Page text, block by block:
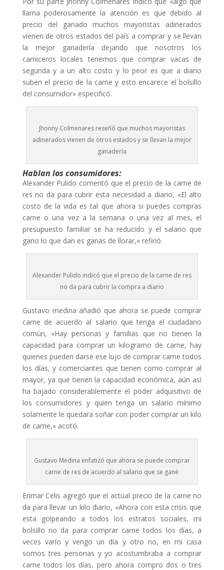
llama poderosamente la atención es que debido al
precio del ganado muchos mayoristas adinerados
vienen de otros estados del país a comprar y se llevan
la mejor ganadería dejando que nosotros los
carniceros locales tenemos que comprar vacas de
segunda y a un alto costo y lo peor es que a diario
suben el precio de la carne y esto encarece el bolsillo
del consumidor» especificó.
Jhonny Colmenares reseñó que muchos mayoristas
adinerados vienen de otros estados y se llevan la mejor
ganadería
Hablan los consumidores:
Alexander Pulido comentó que el precio de la carne de
res no da para cubrir esta necesidad a diario, «El alto
costo de la vida es tal que ahora si puedes compras
carne o una vez a la semana o una vez al mes, el
presupuesto familiar se ha reducido y el salario que
gano lo que dan es ganas de llorar,» refirió.
Alexander Pulido indicó que el precio de la carne de res
no da para cubrir la compra a diario
Gustavo medina añadió que ahora se puede comprar
carne de acuerdo al salario que tenga el ciudadano
común, «Hay personas y familias que no tienen la
capacidad para comprar un kilogramo de carne, hay
quienes pueden darse ese lujo de comprar carne todos
los días, y comerciantes que tienen como comprar al
mayor, ya que tienen la capacidad económica, aún así
ha bajado considerablemente el poder adquisitivo de
los consumidores y quien tenga un salario mínimo
solamente le quedara soñar con poder comprar un kilo
de carne,» acotó.
Gustavo Medina enfatizó que ahora se puede comprar
carne de res de acuerdo al salario que se gané
Erimar Celis agregó que el actual precio de la carne no
da para llevar un kilo diario, «Ahora con esta crisis que
esta golpeando a todos los estratos sociales, mi
bolsillo no da para comprar carne todos los días, a
veces varío y vengo un día y otro no, en mi casa
somos tres personas y yo acostumbraba a comprar
carne todos los días, pero ahora compro dos o tres